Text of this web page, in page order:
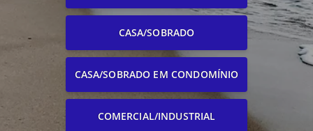
CASA/SOBRADO
CASA/SOBRADO EM CONDOMÍNIO
COMERCIAL/INDUSTRIAL